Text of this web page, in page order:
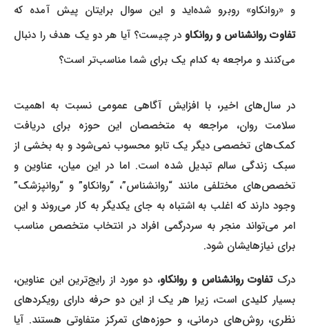
و «روانکاو» روبرو شده‌اید و این سوال برایتان پیش آمده که
تفاوت روانشناس و روانکاودر چیست؟ آیا هر دو یک هدف را دنبال
می‌کنند و مراجعه به کدام یک برای شما مناسب‌تر است؟
در سال‌های اخیر، با افزایش آگاهی عمومی نسبت به اهمیت
سلامت روان، مراجعه به متخصصان این حوزه برای دریافت
کمک‌های تخصصی دیگر یک تابو محسوب نمی‌شود و به بخشی از
سبک زندگی سالم تبدیل شده است. اما در این میان، عناوین و
تخصص‌های مختلفی مانند “روانشناس”، “روانکاو” و “روانپزشک”
وجود دارند که اغلب به اشتباه به جای یکدیگر به کار می‌روند و این
امر می‌تواند منجر به سردرگمی افراد در انتخاب متخصص مناسب
برای نیازهایشان شود.
درکتفاوت روانشناس و روانکاو، دو مورد از رایج‌ترین این عناوین،
بسیار کلیدی است، زیرا هر یک از این دو حرفه دارای رویکردهای
نظری، روش‌های درمانی، و حوزه‌های تمرکز متفاوتی هستند. آیا